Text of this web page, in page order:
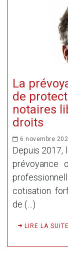
La
de
notaires
droits
6 novembre
Depuis 2017,
prévoyance
cotisation
de (…)
LIRE LA SUITE